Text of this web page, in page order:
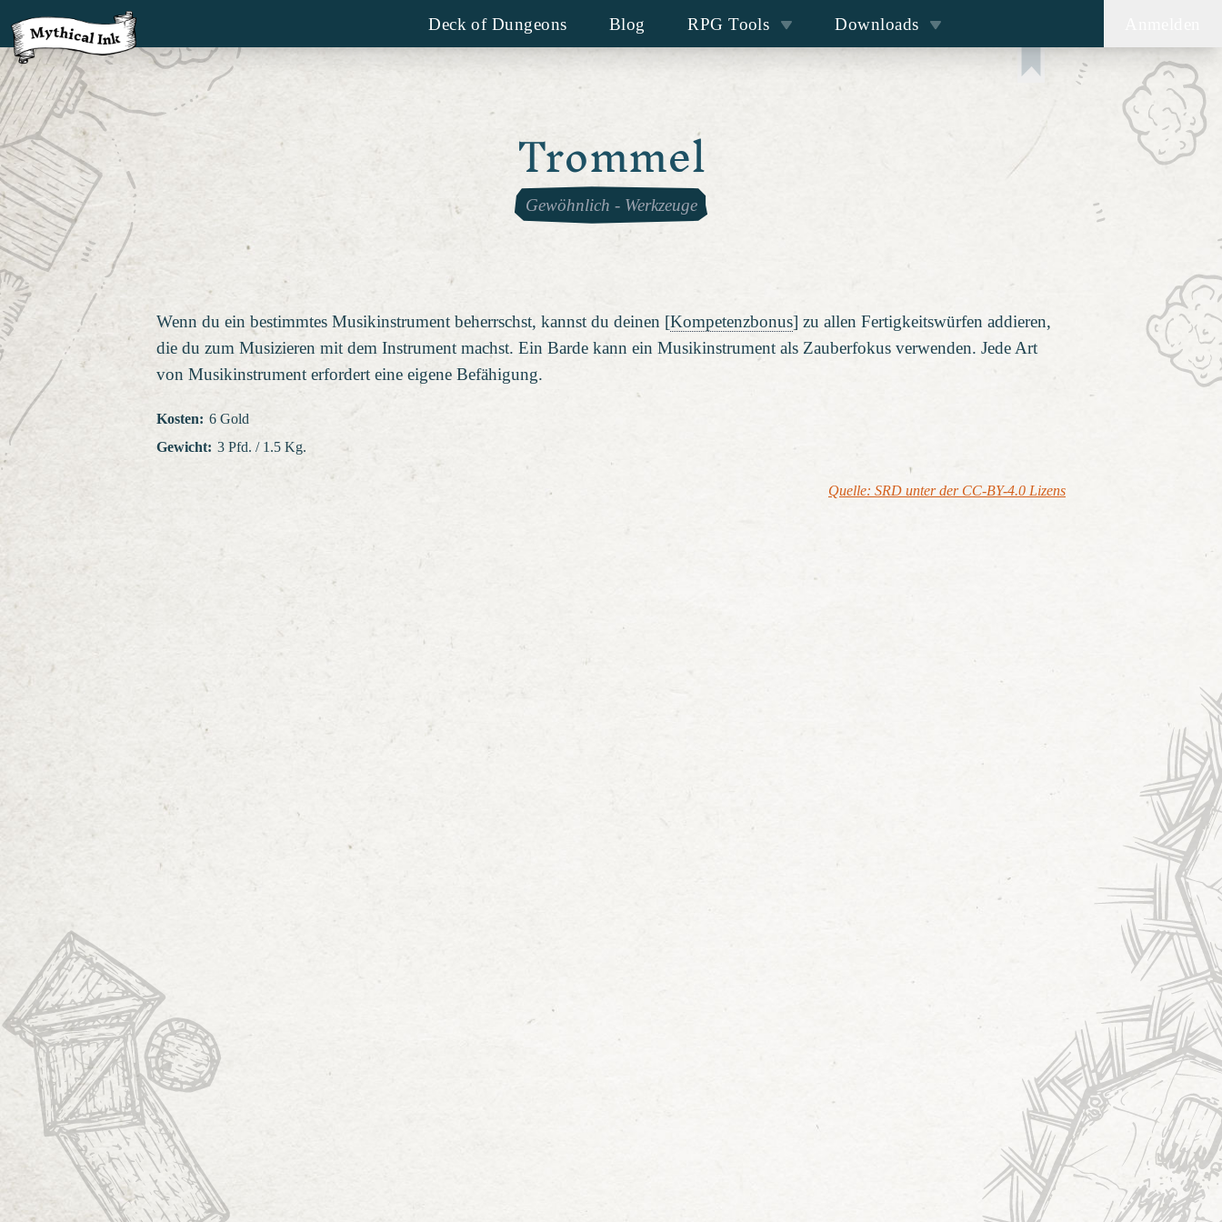
Deck of Dungeons Blog RPG Tools Downloads
Trommel
Gewöhnlich - Werkzeuge
Wenn du ein bestimmtes Musikinstrument beherrschst, kannst du deinen [Kompetenzbonus] zu allen Fertigkeitswürfen addieren,
die du zum Musizieren mit dem Instrument machst. Ein Barde kann ein Musikinstrument als Zauberfokus verwenden. Jede Art
von Musikinstrument erfordert eine eigene Befähigung.
Kosten: 6 Gold
Gewicht: 3 Pfd. / 1.5 Kg.
Quelle: SRD unter der CC-BY-4.0 Lizens